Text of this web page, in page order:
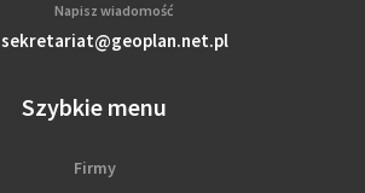
Napisz wiadomość
sekretariat@geoplan.net.pl
Szybkie menu
Firmy